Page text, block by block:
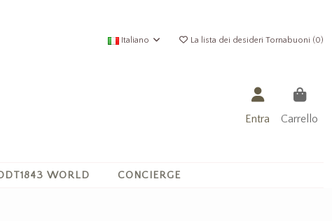
Italiano La lista dei desideri Tornabuoni (0)
Entra Carrello
WORLD CONCIERGE